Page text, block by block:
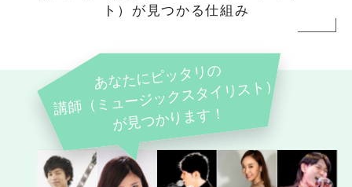
ト）が見つかる仕組み